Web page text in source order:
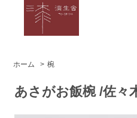
ホーム > 椀
あさがお飯椀 /佐々